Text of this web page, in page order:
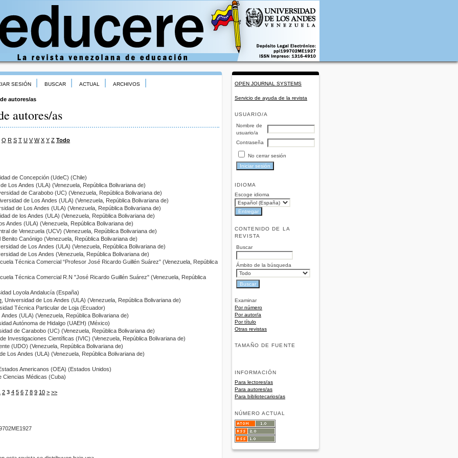
OPEN JOURNAL SYSTEMS
Servicio de ayuda de la revista
USUARIO/A
Nombre de
usuario/a
Contraseña
No cerrar sesión
IDIOMA
Escoge idioma
CONTENIDO DE LA
REVISTA
Buscar
Ámbito de la búsqueda
Examinar
Por número
Por autor/a
Por título
Otras revistas
TAMAÑO DE FUENTE
INFORMACIÓN
Para lectores/as
Para autores/as
Para bibliotecarios/as
NÚMERO ACTUAL
SESIÓN BUSCAR ACTUAL ARCHIVOS
autores/as
autores/as
Q R S T U V W X Y Z Todo
de Concepción (UdeC) (Chile)
Los Andes (ULA) (Venezuela, República Bolivariana de)
de Carabobo (UC) (Venezuela, República Bolivariana de)
de Los Andes (ULA) (Venezuela, República Bolivariana de)
de Los Andes (ULA) (Venezuela, República Bolivariana de)
de los Andes (ULA) (Venezuela, República Bolivariana de)
Andes (ULA) (Venezuela, República Bolivariana de)
de Venezuela (UCV) (Venezuela, República Bolivariana de)
Canónigo (Venezuela, República Bolivariana de)
de Los Andes (ULA) (Venezuela, República Bolivariana de)
de Los Andes (Venezuela, República Bolivariana de)
Técnica Comercial “Profesor José Ricardo Guillén Suárez” (Venezuela, República
Técnica Comercial R.N "José Ricardo Guillén Suárez" (Venezuela, República
Loyola Andalucía (España)
, Universidad de Los Andes (ULA) (Venezuela, República Bolivariana de)
Técnica Particular de Loja (Ecuador)
(ULA) (Venezuela, República Bolivariana de)
Autónoma de Hidalgo (UAEH) (México)
de Carabobo (UC) (Venezuela, República Bolivariana de)
Investigaciones Científicas (IVIC) (Venezuela, República Bolivariana de)
(UDO) (Venezuela, República Bolivariana de)
Los Andes (ULA) (Venezuela, República Bolivariana de)
Americanos (OEA) (Estados Unidos)
Ciencias Médicas (Cuba)
2 3 4 5 6 7 8 9 10 > >>